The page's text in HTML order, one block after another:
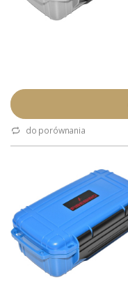
do porównania